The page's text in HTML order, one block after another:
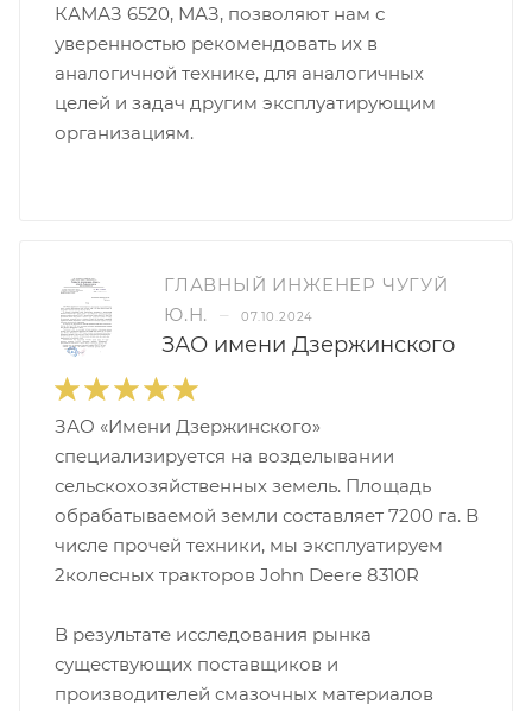
КАМАЗ 6520, МАЗ, позволяют нам с
уверенностью рекомендовать их в
аналогичной технике, для аналогичных
целей и задач другим эксплуатирующим
организациям.
ГЛАВНЫЙ ИНЖЕНЕР ЧУГУЙ
Ю.Н.
– 07.10.2024
ЗАО имени Дзержинского
ЗАО «Имени Дзержинского»
специализируется на возделывании
сельскохозяйственных земель. Площадь
обрабатываемой земли составляет 7200 га. В
числе прочей техники, мы эксплуатируем
2колесных тракторов John Deere 8310R
В результате исследования рынка
существующих поставщиков и
производителей смазочных материалов